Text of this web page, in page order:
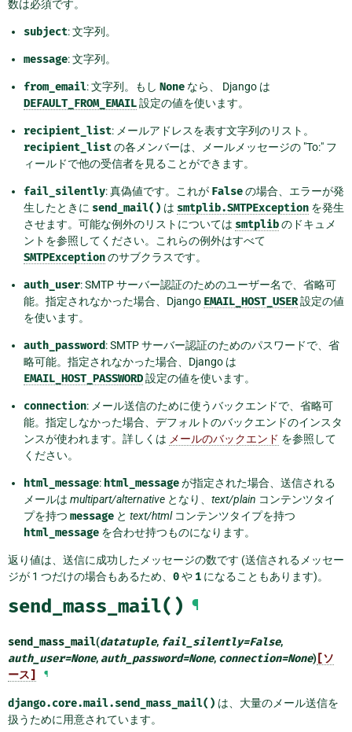
数は必須です。
subject: 文字列。
message: 文字列。
from_email: 文字列。もし None なら、 Django は
DEFAULT_FROM_EMAIL設定の値を使います。
recipient_list: メールアドレスを表す文字列のリスト。
recipient_listの各メンバーは、メールメッセージの "To:" フ
ィールドで他の受信者を見ることができます。
fail_silently: 真偽値です。これが Falseの場合、エラーが発
生したときに send_mail() は smtplib.SMTPException を発生
させます。可能な例外のリストについては smtplibのドキュメ
ントを参照してください。これらの例外はすべて
SMTPExceptionのサブクラスです。
auth_user: SMTP サーバー認証のためのユーザー名で、省略可
能。指定されなかった場合、Django EMAIL_HOST_USER設定の値
を使います。
auth_password: SMTP サーバー認証のためのパスワードで、省
略可能。指定されなかった場合、Django は
EMAIL_HOST_PASSWORD設定の値を使います。
connection: メール送信のために使うバックエンドで、省略可
能。指定しなかった場合、デフォルトのバックエンドのインスタ
ンスが使われます。詳しくは メールのバックエンド を参照して
ください。
html_message: html_messageが指定された場合、送信される
メールは multipart/alternative となり、 text/plain コンテンツタイ
プを持つ message と text/htmlコンテンツタイプを持つ
html_message を合わせ持つものになります。
返り値は、送信に成功したメッセージの数です (送信されるメッセー
ジが 1 つだけの場合もあるため、 0や 1 になることもあります)。
send_mass_mail() ¶
send_mass_mail(datatuple, fail_silently=False,
auth_user=None, auth_password=None, connection=None) [ソ
ース]
¶
django.core.mail.send_mass_mail() は、大量のメール送信を
扱うために用意されています。